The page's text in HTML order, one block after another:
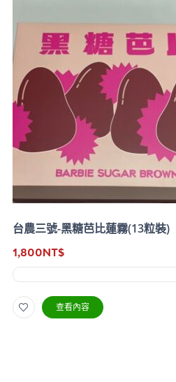
台農三號-黑糖芭比蓮霧(13粒裝)
1,800NT$
查看內容